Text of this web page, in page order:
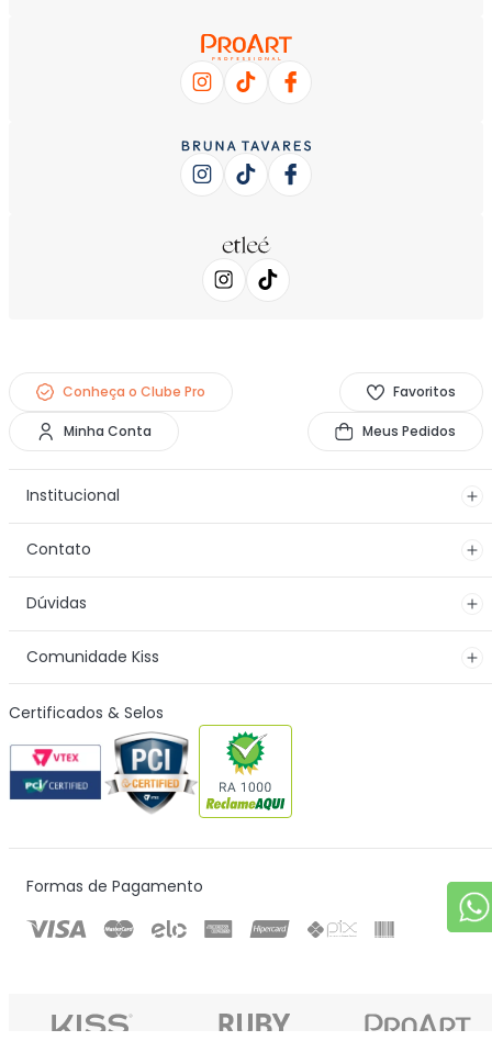
Conheça o Clube Pro Favoritos
Minha Conta Meus Pedidos
Institucional
Contato
Dúvidas
Comunidade Kiss
Certificados & Selos
Formas de Pagamento